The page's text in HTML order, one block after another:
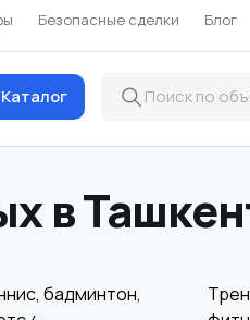
Безопасные сделки Блог
Каталог
в
бадминтон,